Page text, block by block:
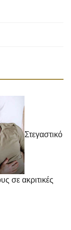
Στεγαστικό
σε ακριτικές